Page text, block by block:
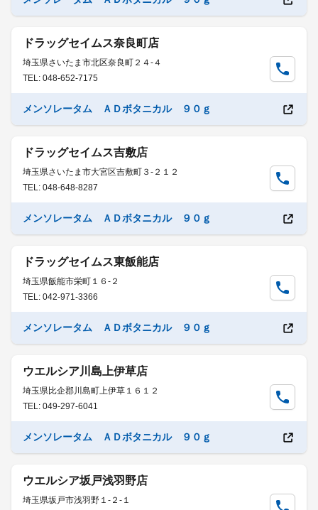
ドラッグセイムス奈良町店
埼玉県さいたま市北区奈良町２４-４
TEL: 048-652-7175
メンソレータム ＡＤボタニカル ９０ｇ
ドラッグセイムス吉敷店
埼玉県さいたま市大宮区吉敷町３-２１２
TEL: 048-648-8287
メンソレータム ＡＤボタニカル ９０ｇ
ドラッグセイムス東飯能店
埼玉県飯能市栄町１６-２
TEL: 042-971-3366
メンソレータム ＡＤボタニカル ９０ｇ
ウエルシア川島上伊草店
埼玉県比企郡川島町上伊草１６１２
TEL: 049-297-6041
メンソレータム ＡＤボタニカル ９０ｇ
ウエルシア坂戸浅羽野店
埼玉県坂戸市浅羽野１-２-１